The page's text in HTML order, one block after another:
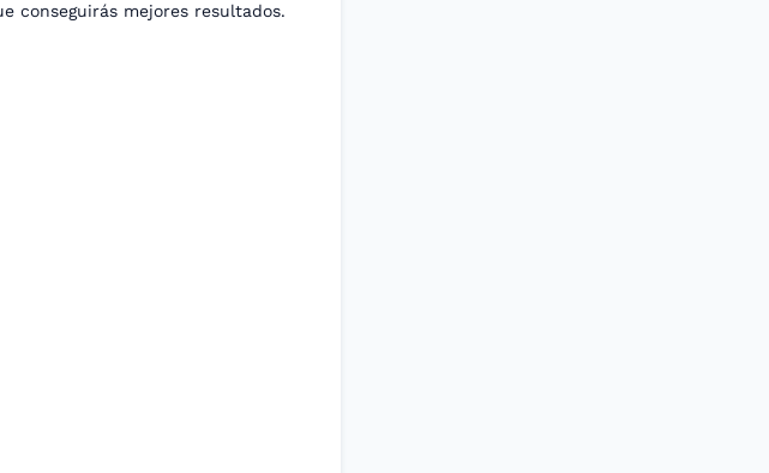
conseguirás mejores resultados.